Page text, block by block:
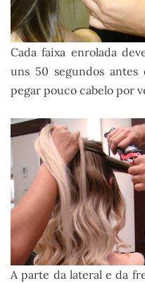
Cada faixa enrolada
uns 50 segundos antes
pegar pouco cabelo por
A parte da lateral e da